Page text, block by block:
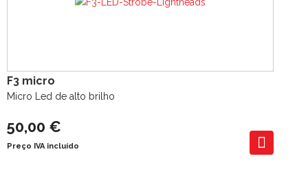
F3 micro
Micro Led de alto brilho
50,00 €
Preço IVA incluído